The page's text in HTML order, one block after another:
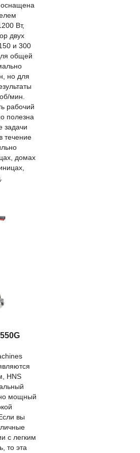
Вт,
двух
и 300
общей
но для
мин.
рабочий
полезна
задачи
течение
домах
HNS
мощный
вы
с легким
то эта